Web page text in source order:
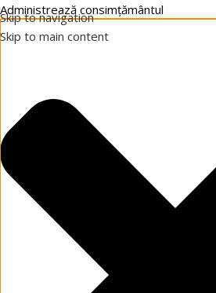
Administrează consimțământul
Skip to navigation
Skip to main content